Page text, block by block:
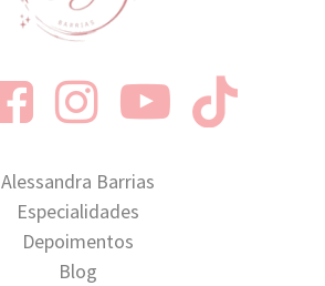
Alessandra Barrias
Especialidades
Depoimentos
Blog